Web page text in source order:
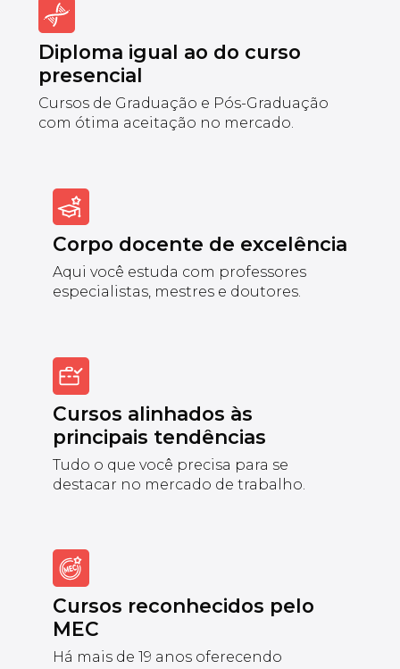
Diploma igual ao do curso
presencial
Cursos de Graduação e Pós-Graduação
com ótima aceitação no mercado.
Corpo docente de excelência
Aqui você estuda com professores
especialistas, mestres e doutores.
Cursos alinhados às
principais tendências
Tudo o que você precisa para se
destacar no mercado de trabalho.
Cursos reconhecidos pelo
MEC
Há mais de 19 anos oferecendo